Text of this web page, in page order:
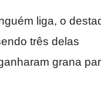
liga, o
três delas
grana